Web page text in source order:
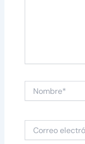
electrónico*